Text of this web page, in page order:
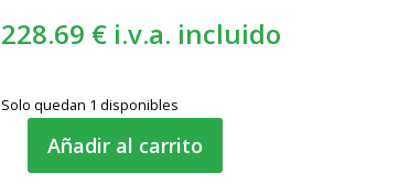
228.69 € i.v.a. incluido
Solo quedan 1 disponibles
Añadir al carrito